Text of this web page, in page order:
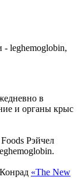
- leghemoglobin,
в
и органы крыс
Рэйчел
«The New